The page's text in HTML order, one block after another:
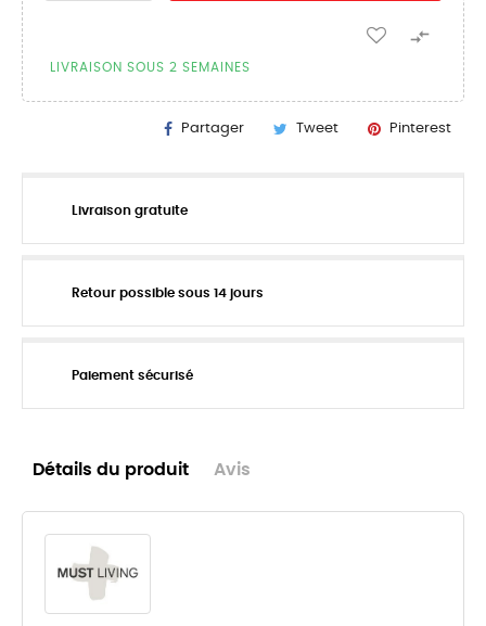

LIVRAISON SOUS 2 SEMAINES
Partager Tweet Pinterest
Livraison gratuite
Retour possible sous 14 jours
Paiement sécurisé
Détails du produit Avis